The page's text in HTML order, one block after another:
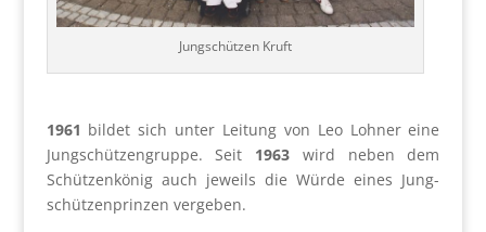
Jung­schüt­zen Kruft
1961 bil­det sich unter Lei­tung von Leo Loh­ner eine
Jung­schüt­zen­grup­pe. Seit 1963 wird neben dem
Schüt­zen­kö­nig auch jeweils die Wür­de eines Jung­
schüt­zen­prin­zen ver­ge­ben.